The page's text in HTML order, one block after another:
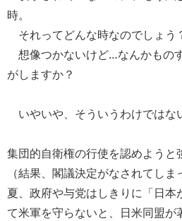
時。
それってどんな時なのでしょう
想像つかないけど…なんかもの
がしますか？
いやいや、そういうわけではな
集団的自衛権の行使を認めようと
（結果、閣議決定がなされてし
夏、政府や与党はしきりに「日本
て米軍を守らないと、日米同盟